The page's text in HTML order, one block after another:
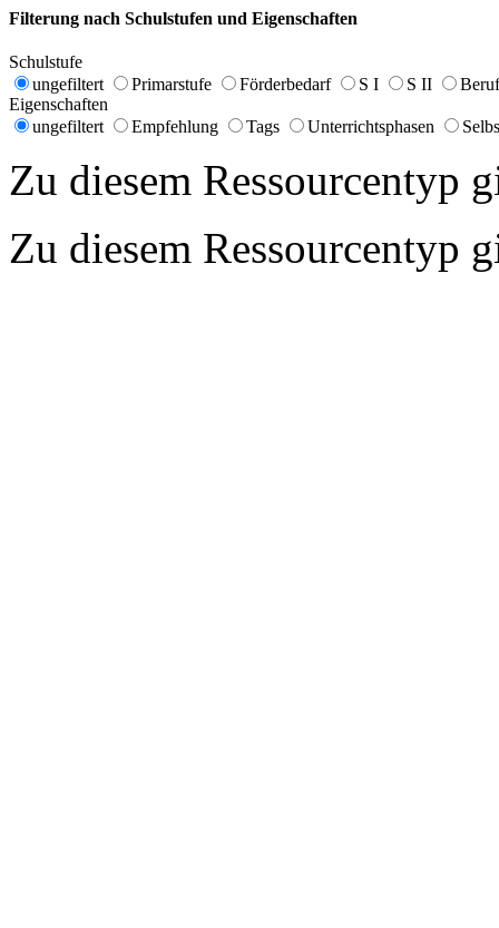
Filterung nach Schulstufen und Eigenschaften
Schulstufe
ungefiltert
Primarstufe Förderbedarf S I S II
Eigenschaften
ungefiltert
Empfehlung Tags Unterrichtsphasen
Zu diesem Ressourcentyp
Zu diesem Ressourcentyp